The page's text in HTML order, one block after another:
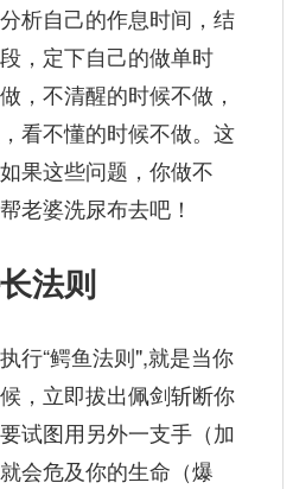
析自己的作息时间，结
，定下自己的做单时
，不清醒的时候不做，
看不懂的时候不做。这
果这些问题，你做不
老婆洗尿布去吧！
法则
行“鳄鱼法则",就是当你
，立即拔出佩剑斩断你
试图用另外一支手（加
会危及你的生命（爆